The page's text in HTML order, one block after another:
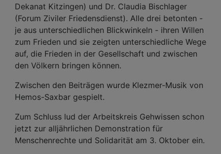
Dekanat Kitzingen) und Dr. Claudia Bischlager
(Forum Ziviler Friedensdienst). Alle drei betonten -
je aus unterschiedlichen Blickwinkeln - ihren Willen
zum Frieden und sie zeigten unterschiedliche Wege
auf, die Frieden in der Gesellschaft und zwischen
den Völkern bringen können.
Zwischen den Beiträgen wurde Klezmer-Musik von
Hemos-Saxbar gespielt.
Zum Schluss lud der Arbeitskreis Gehwissen schon
jetzt zur alljährlichen Demonstration für
Menschenrechte und Solidarität am 3. Oktober ein.